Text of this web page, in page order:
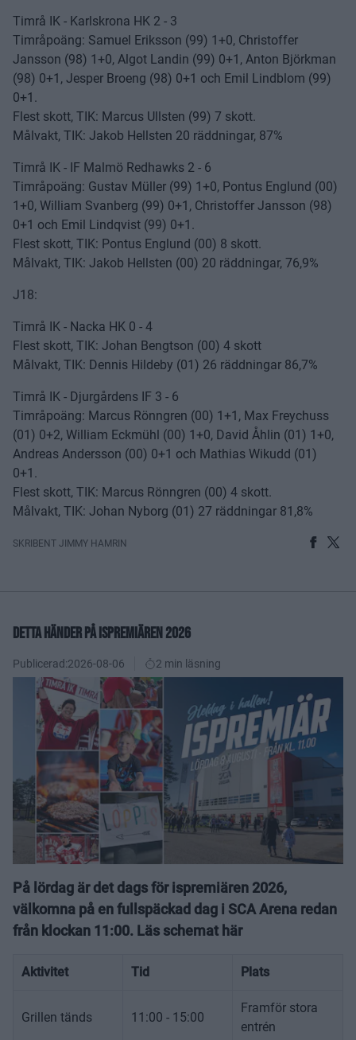
Timrå IK - Karlskrona HK 2 - 3
Timråpoäng: Samuel Eriksson (99) 1+0, Christoffer
Jansson (98) 1+0, Algot Landin (99) 0+1, Anton Björkman
(98) 0+1, Jesper Broeng (98) 0+1 och Emil Lindblom (99)
0+1.
Flest skott, TIK: Marcus Ullsten (99) 7 skott.
Målvakt, TIK: Jakob Hellsten 20 räddningar, 87%
Timrå IK - IF Malmö Redhawks 2 - 6
Timråpoäng: Gustav Müller (99) 1+0, Pontus Englund (00)
1+0, William Svanberg (99) 0+1, Christoffer Jansson (98)
0+1 och Emil Lindqvist (99) 0+1.
Flest skott, TIK: Pontus Englund (00) 8 skott.
Målvakt, TIK: Jakob Hellsten (00) 20 räddningar, 76,9%
J18:
Timrå IK - Nacka HK 0 - 4
Flest skott, TIK: Johan Bengtson (00) 4 skott
Målvakt, TIK: Dennis Hildeby (01) 26 räddningar 86,7%
Timrå IK - Djurgårdens IF 3 - 6
Timråpoäng: Marcus Rönngren (00) 1+1, Max Freychuss
(01) 0+2, William Eckmühl (00) 1+0, David Åhlin (01) 1+0,
Andreas Andersson (00) 0+1 och Mathias Wikudd (01)
0+1.
Flest skott, TIK: Marcus Rönngren (00) 4 skott.
Målvakt, TIK: Johan Nyborg (01) 27 räddningar 81,8%
SKRIBENT JIMMY HAMRIN
DETTA HÄNDER PÅ ISPREMIÄREN 2026
Publicerad:2026-08-06 2 min läsning
På lördag är det dags för ispremiären 2026,
välkomna på en fullspäckad dag i SCA Arena redan
från klockan 11:00. Läs schemat här
Aktivitet Tid Plats
Grillen tänds 11:00 - 15:00
Framför stora
entrén